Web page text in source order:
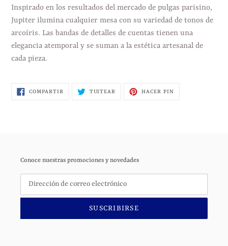
el
producto
a
tu
carrito
Inspirado en los resultados del mercado de pulgas parisino,
Jupiter ilumina cualquier mesa con su variedad de tonos de
arcoíris. Las bandas de detalles de cuentas tienen una
elegancia atemporal y se suman a la estética artesanal de
cada pieza.
COMPARTIR COMPARTIRTUITEAR TUITEARHACER PINPINEAR
Conoce nuestras promociones y novedades
SUSCRIBIRSE